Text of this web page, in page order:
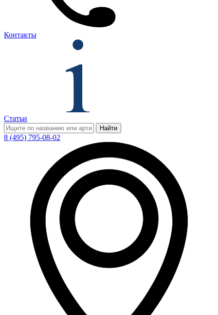
Контакты
Статьи
Найти
8 (495) 795-08-02